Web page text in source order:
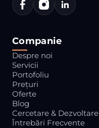
Companie
Despre noi
Servicii
Portofoliu
Prețuri
Oferte
Blog
Cercetare & Dezvoltare
Întrebări Frecvente